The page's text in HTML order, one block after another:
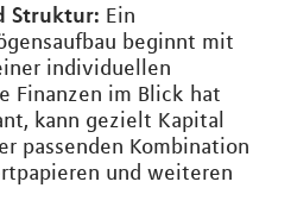
Struktur: Ein
beginnt mit
individuellen
Finanzen im Blick hat
kann gezielt Kapital
passenden Kombination
und weiteren